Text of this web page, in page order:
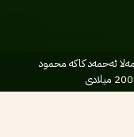
ئه‌حمه‌د کاکه محمود